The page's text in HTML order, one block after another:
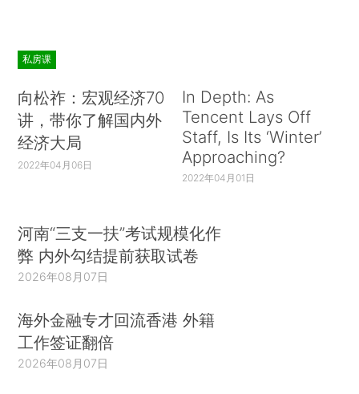
私房课
向松祚：宏观经济70
讲，带你了解国内外
经济大局
2022年04月06日
In Depth: As
Tencent Lays Off
Staff, Is Its ‘Winter’
Approaching?
2022年04月01日
河南“三支一扶”考试规模化作
弊 内外勾结提前获取试卷
2026年08月07日
海外金融专才回流香港 外籍
工作签证翻倍
2026年08月07日